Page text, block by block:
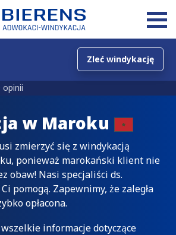
Zleć windykację
opinii
w Maroku
zmierzyć się z windykacją
ponieważ marokański klient nie
obaw! Nasi specjaliści ds.
pomogą. Zapewnimy, że zaległa
opłacona.
informacje dotyczące